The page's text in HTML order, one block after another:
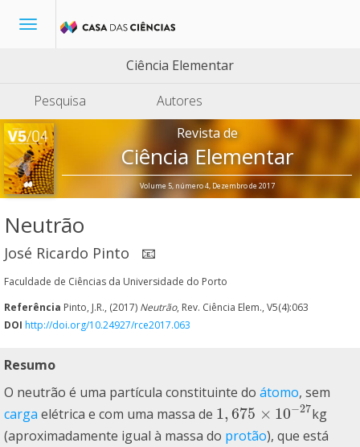
Toggle
Ciência Elementar
Pesquisa
Autores
Revista de
Ciência Elementar
Volume 5, número 4, Dezembro de 2017
Neutrão
José Ricardo Pinto 📧
Faculdade de Ciências da Universidade do Porto
Referência Pinto, J.R., (2017) Neutrão, Rev. Ciência Elem., V5(4):063
DOI http://doi.org/10.24927/rce2017.063
Resumo
O neutrão é uma partícula constituinte do átomo, sem
carga elétrica e com uma massa de 1, 675 × 10−27
1,675× 10 −27
kg
(aproximadamente igual à massa do protão), que está